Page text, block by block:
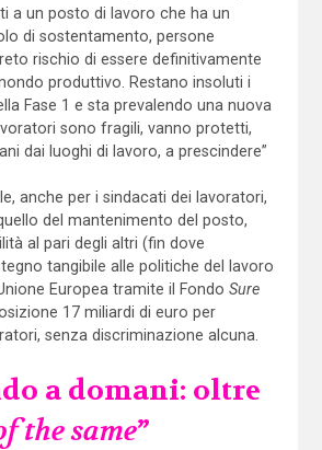
a un posto di lavoro che ha un
di sostentamento, persone
rischio di essere definitivamente
produttivo. Restano insoluti i
Fase 1 e sta prevalendo una nuova
sono fragili, vanno protetti,
dai luoghi di lavoro, a prescindere”
anche per i sindacati dei lavoratori,
del mantenimento del posto,
al pari degli altri (fin dove
tangibile alle politiche del lavoro
Europea tramite il Fondo Sure
17 miliardi di euro per
senza discriminazione alcuna.
a domani: oltre
the same”